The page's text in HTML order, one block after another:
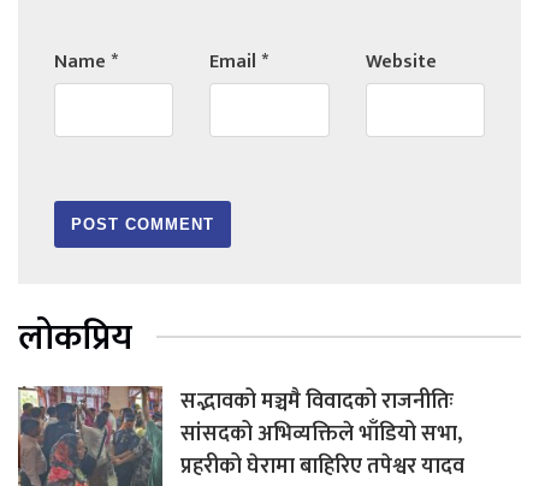
Name* Email* Website
लोकप्रिय
सद्भावको मञ्चमै विवादको राजनीतिः
सांसदको अभिव्यक्तिले भाँडियो सभा,
प्रहरीको घेरामा बाहिरिए तपेश्वर यादव